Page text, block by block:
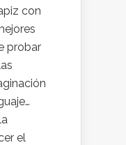
con
probar
el